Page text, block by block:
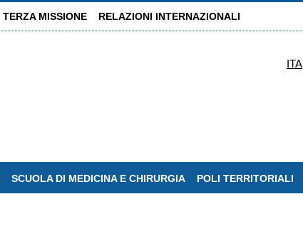
TERZA MISSIONE RELAZIONI INTERNAZIONALI
ITA
SCUOLA DI MEDICINA E CHIRURGIA POLI TERRITORIALI